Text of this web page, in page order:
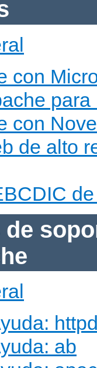
con
con
de alto
ab